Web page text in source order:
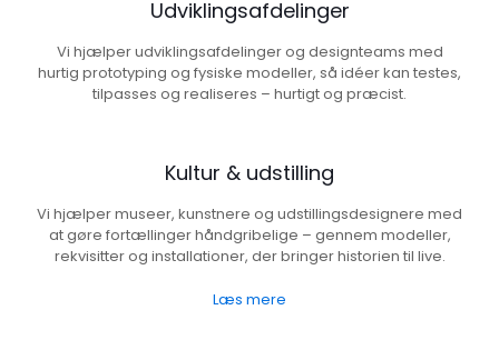
Udviklingsafdelinger
Vi hjælper udviklingsafdelinger og designteams med
hurtig prototyping og fysiske modeller, så idéer kan testes,
tilpasses og realiseres – hurtigt og præcist.
Kultur & udstilling
Vi hjælper museer, kunstnere og udstillingsdesignere med
at gøre fortællinger håndgribelige – gennem modeller,
rekvisitter og installationer, der bringer historien til live.
Læs mere